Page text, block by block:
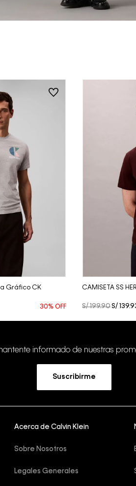
Gráfico CK
30% OFF
CAMISETA SS
S/ 199.90S/ 139.
informado de nuestras
Suscribirme
Acerca de Calvin Klein
Sobre Nosotros
Legales Generales